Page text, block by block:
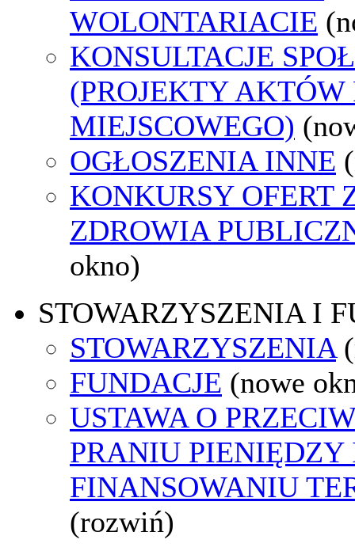
WOLONTARIACIE
KONSULTACJE
(PROJEKTY AKTÓW
MIEJSCOWEGO)
OGŁOSZENIA INNE
KONKURSY OFERT
ZDROWIA
okno)
STOWARZYSZENIA I
STOWARZYSZENIA
FUNDACJE (nowe
USTAWA O
PRANIU PIENIĘDZY
FINANSOWANIU
(rozwiń)